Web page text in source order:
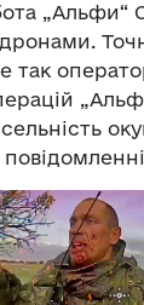
„Альфи“
так